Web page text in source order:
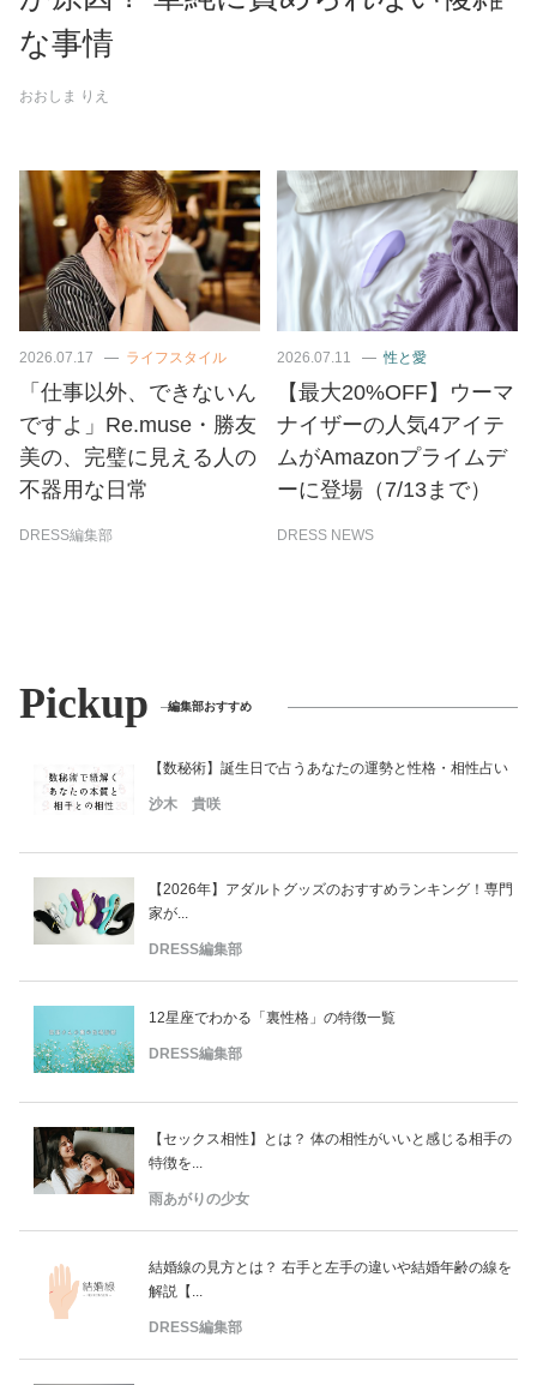
な事情
おおしま りえ
2026.07.17 ライフスタイル
「仕事以外、できないん
ですよ」Re.muse・勝友
美の、完璧に見える人の
不器用な日常
DRESS編集部
2026.07.11 性と愛
【最大20%OFF】ウーマ
ナイザーの人気4アイテ
ムがAmazonプライムデ
ーに登場（7/13まで）
DRESS NEWS
Pickup 編集部おすすめ
【数秘術】誕生日で占うあなたの運勢と性格・相性占い
沙木 貴咲
【2026年】アダルトグッズのおすすめランキング！専門
家が...
DRESS編集部
12星座でわかる「裏性格」の特徴一覧
DRESS編集部
【セックス相性】とは？ 体の相性がいいと感じる相手の
特徴を...
雨あがりの少女
結婚線の見方とは？ 右手と左手の違いや結婚年齢の線を
解説【...
DRESS編集部